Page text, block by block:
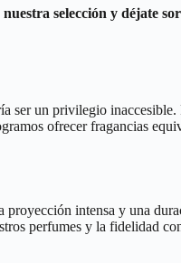
selección y déjate
un privilegio
ofrecer fragancias
intensa y una
perfumes y la fidelidad